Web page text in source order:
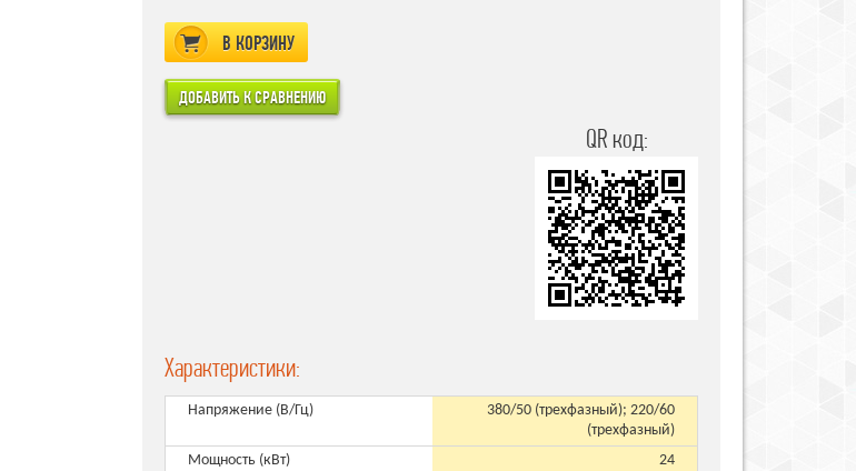
В КОРЗИНУ
QR код:
Характеристики:
Напряжение (В/Гц)
380/50 (трехфазный); 220/60
(трехфазный)
Мощность (кВт)
24